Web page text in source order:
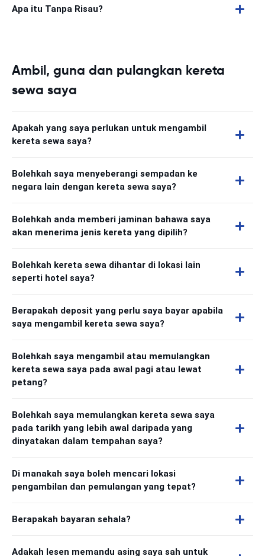
Apa itu Tanpa Risau?
Ambil, guna dan pulangkan kereta
sewa saya
Apakah yang saya perlukan untuk mengambil
kereta sewa saya?
Bolehkah saya menyeberangi sempadan ke
negara lain dengan kereta sewa saya?
Bolehkah anda memberi jaminan bahawa saya
akan menerima jenis kereta yang dipilih?
Bolehkah kereta sewa dihantar di lokasi lain
seperti hotel saya?
Berapakah deposit yang perlu saya bayar apabila
saya mengambil kereta sewa saya?
Bolehkah saya mengambil atau memulangkan
kereta sewa saya pada awal pagi atau lewat
petang?
Bolehkah saya memulangkan kereta sewa saya
pada tarikh yang lebih awal daripada yang
dinyatakan dalam tempahan saya?
Di manakah saya boleh mencari lokasi
pengambilan dan pemulangan yang tepat?
Berapakah bayaran sehala?
Adakah lesen memandu asing saya sah untuk